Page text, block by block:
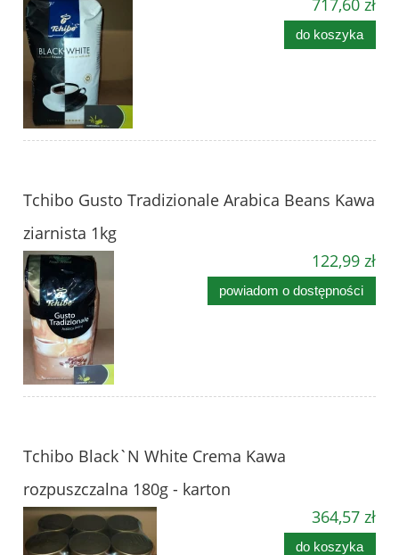
717,60 zł
do koszyka
Tchibo Gusto Tradizionale Arabica Beans Kawa
ziarnista 1kg
122,99 zł
powiadom o dostępności
Tchibo Black`N White Crema Kawa
rozpuszczalna 180g - karton
364,57 zł
do koszyka